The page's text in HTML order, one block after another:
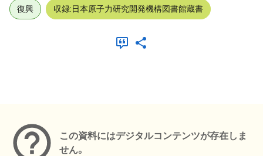
復興 収録:日本原子力研究開発機構図書館蔵書
この資料にはデジタルコンテンツが存在しま
せん。